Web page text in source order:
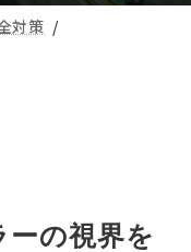
対策
の視界を